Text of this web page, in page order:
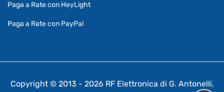
Paga a Rate con HeyLight
Paga a Rate con PayPal
Copyright © 2013 - 2026 RF Elettronica di G. Antonelli,